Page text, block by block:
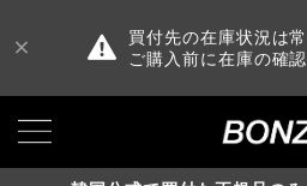
買付先の在庫状況は
ご購入前に在庫の確